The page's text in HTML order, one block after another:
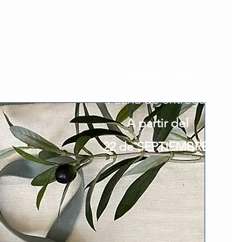
Fecha de entrega:
A partir del
22 de SEPTIEMBRE.